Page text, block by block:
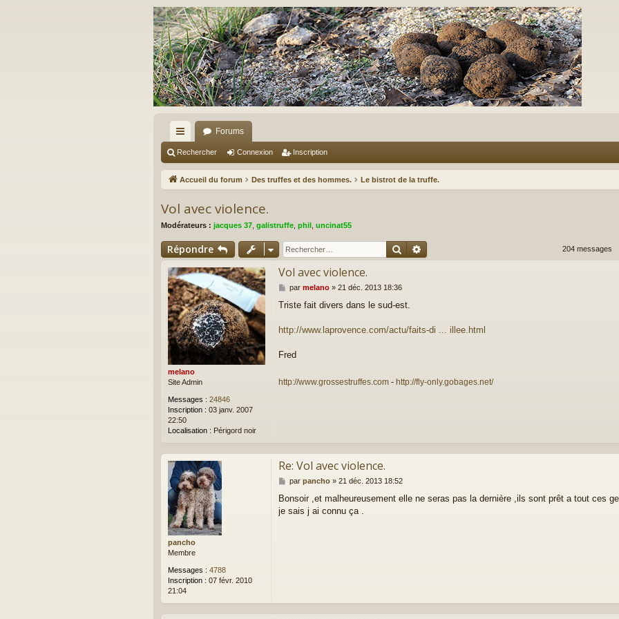
ac
co
ci
Forums
Rechercher Connexion Inscription
Accueil du forum Des truffes et des hommes. Le bistrot de la truffe.
Vol avec violence.
Modérateurs : jacques 37 galistruffe phil uncinat55
Répondre Rechercher 204 messages
melano
Site Admin
Messages : 24846
Inscription : 03 janv. 2007
22:50
Localisation : Périgord noir
Vol avec violence.
M
s
a
par melano» 21 déc. 2013 18:36
Triste fait divers dans le sud-est.
http://www.laprovence.com/actu/faits-di ... illee.html
Fred
http://www.grossestruffes.com - http://fly-only.gobages.net/
pancho
Membre
Messages : 4788
Inscription : 07 févr. 2010
21:04
Re: Vol avec violence.
M
s
s
par pancho» 21 déc. 2013 18:52
Bonsoir ,et malheureusement elle ne seras pas la dernière ,ils sont prêt a tout ces
je sais j ai connu ça .